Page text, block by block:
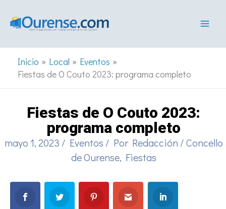
Inicio Local
Eventos
Fiestas de O Couto 2023: programa completo
Fiestas de O Couto 2023:
programa completo
mayo 1, 2023 / Eventos / Por Redacción /Concello
de Ourense, Fiestas